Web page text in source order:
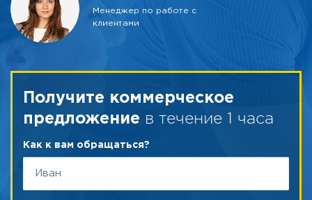
Менеджер по работе с
клиентами
Получите коммерческое
предложение в течение 1 часа
Как к вам обращаться?